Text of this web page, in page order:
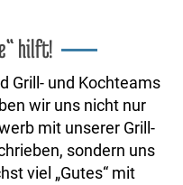
hilft!
Grill- und Kochteams
wir uns nicht nur
mit unserer Grill-
sondern uns
viel „Gutes“ mit